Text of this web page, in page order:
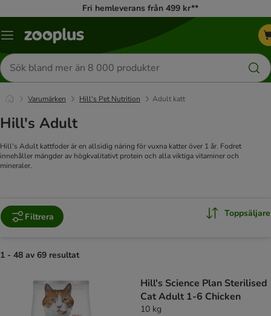
Fri hemleverans från 499 kr**
Katalogmeny
Sök
efter
produkter
Varumärken Hill's Pet Nutrition Adult katt
Hill's Adult
Hill's Adult kattfoder är en allsidig näring för vuxna katter över 1 år. Fodret
innehåller mängder av högkvalitativt protein och alla viktiga vitaminer och
mineraler.
Filtrera Toppsäljare
1 - 48 av 69 resultat
Hill's Science Plan Sterilised
Cat Adult 1-6 Chicken
10 kg